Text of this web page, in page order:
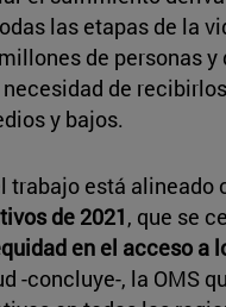
las etapas de la
de personas y
de
y bajos.
trabajo está alineado
de 2021, que se
en el acceso a
-concluye-, la OMS